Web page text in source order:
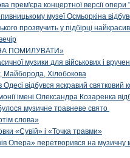
прем'єра концертної версії
музеї Осмьоркіна
прозвучить у підбірці
ПОМИЛУВАТИ»
музики для військових і
Майборода, Хілобокова
відбувся яскравий
імені Олександра Козаренка
музичне травневе свято
слова»
«Сувій» і «Точка травми»
Опера» перетворився на музичну